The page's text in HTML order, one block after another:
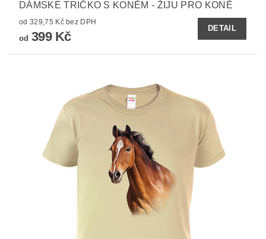
DÁMSKÉ TRIČKO S KONĚM - ŽIJU PRO KONĚ
od 329,75 Kč bez DPH
od 399 Kč
DETAIL